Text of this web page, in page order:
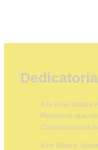
Dedicatoria
A la Gran Madre
Planetaria que
Compasivo que
A mi Madre,